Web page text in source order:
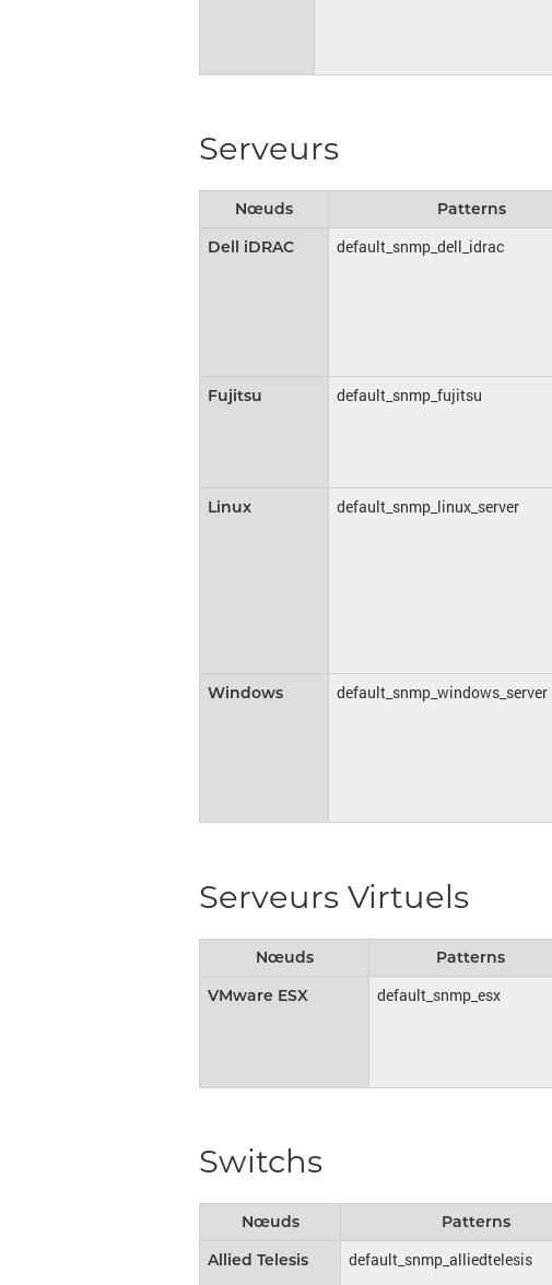
Serveurs
Nœuds Patterns
Dell iDRAC
default_snmp_dell_idrac
Fujitsu default_snmp_fujitsu
Linux default_snmp_linux_server
Windows default_snmp_windows_server
Serveurs Virtuels
Nœuds Patterns
VMware ESX
default_snmp_esx
Switchs
Nœuds Patterns
Allied Telesis
default_snmp_alliedtelesis